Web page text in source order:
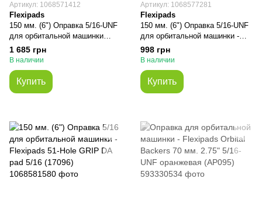
Артикул: 1068571412
Flexipads
150 мм. (6") Оправка 5/16-UNF
для орбитальной машинки
медиум - Fleхipads DA
CYCLONE 53H MEDIUM
1 685 грн
В наличии
Купить
Артикул: 1068577281
Flexipads
150 мм. (6") Оправка 5/16-UNF
для орбитальной машинки -
Fleхipads DA sander 6+1 hole
pad GRIP 5/16 (17130)
998 грн
В наличии
Купить